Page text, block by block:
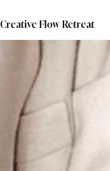
Creative Flow Retreat